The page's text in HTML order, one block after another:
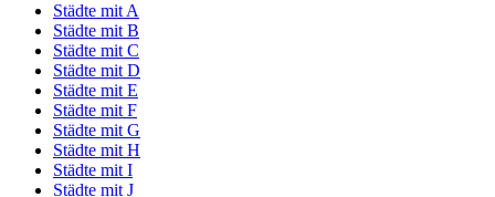
Städte mit A
Städte mit B
Städte mit C
Städte mit D
Städte mit E
Städte mit F
Städte mit G
Städte mit H
Städte mit I
Städte mit J